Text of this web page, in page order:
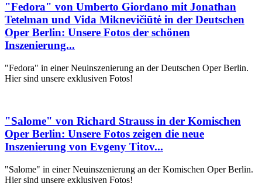
"Fedora" von Umberto Giordano mit Jonathan
Tetelman und Vida Miknevičiūtė in der Deutschen
Oper Berlin: Unsere Fotos der schönen
Inszenierung...
"Fedora" in einer Neuinszenierung an der Deutschen Oper Berlin.
Hier sind unsere exklusiven Fotos!
"Salome" von Richard Strauss in der Komischen
Oper Berlin: Unsere Fotos zeigen die neue
Inszenierung von Evgeny Titov...
"Salome" in einer Neuinszenierung an der Komischen Oper Berlin.
Hier sind unsere exklusiven Fotos!